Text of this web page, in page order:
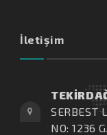
İletişim
SERBEST
NO: 1236